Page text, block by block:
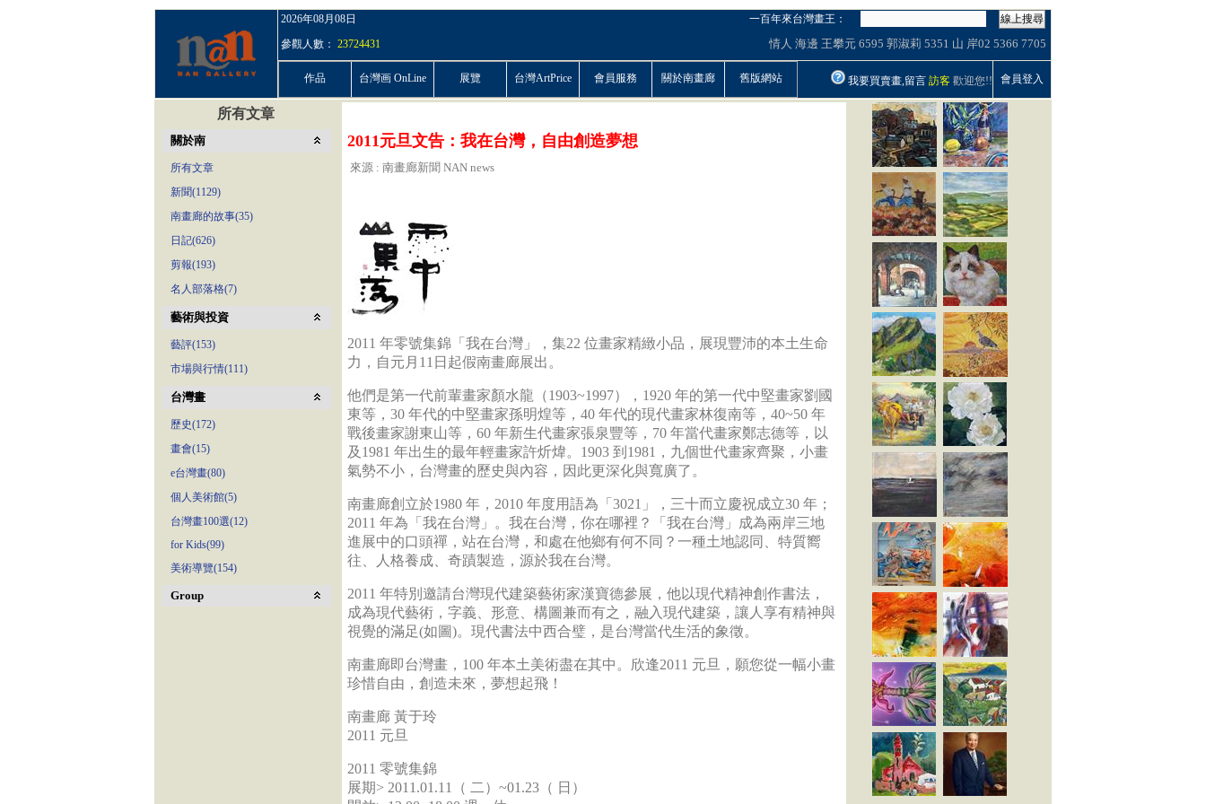
2026年08月08日 一百年來台灣畫王：
線上搜尋
參觀人數： 23724431 情人 海邊 王攀元 6595 郭淑莉 5351 山 岸02 5366 7705
作品 台灣画 OnLine 展覽 台灣ArtPrice 會員服務 關於南畫廊 舊版網站 我要買賣畫,留言 訪客 歡迎您!! 會員登入
所有文章
關於南
所有文章
新聞(1129)
南畫廊的故事(35)
日記(626)
剪報(193)
名人部落格(7)
藝術與投資
藝評(153)
市場與行情(111)
台灣畫
歷史(172)
畫會(15)
e台灣畫(80)
個人美術館(5)
台灣畫100選(12)
for Kids(99)
美術導覽(154)
Group
2011元旦文告：我在台灣，自由創造夢想
來源 : 南畫廊新聞 NAN news
2011 年零號集錦「我在台灣」，集22 位畫家精緻小品，展現豐沛的本土生命
力，自元月11日起假南畫廊展出。
他們是第一代前輩畫家顏水龍（1903~1997），1920 年的第一代中堅畫家劉國
東等，30 年代的中堅畫家孫明煌等，40 年代的現代畫家林復南等，40~50 年
戰後畫家謝東山等，60 年新生代畫家張泉豐等，70 年當代畫家鄭志德等，以
及1981 年出生的最年輕畫家許炘煒。1903 到1981，九個世代畫家齊聚，小畫
氣勢不小，台灣畫的歷史與內容，因此更深化與寬廣了。
南畫廊創立於1980 年，2010 年度用語為「3021」，三十而立慶祝成立30 年；
2011 年為「我在台灣」。我在台灣，你在哪裡？「我在台灣」成為兩岸三地
進展中的口頭禪，站在台灣，和處在他鄉有何不同？一種土地認同、特質嚮
往、人格養成、奇蹟製造，源於我在台灣。
2011 年特別邀請台灣現代建築藝術家漢寶德參展，他以現代精神創作書法，
成為現代藝術，字義、形意、構圖兼而有之，融入現代建築，讓人享有精神與
視覺的滿足(如圖)。現代書法中西合璧，是台灣當代生活的象徵。
南畫廊即台灣畫，100 年本土美術盡在其中。欣逢2011 元旦，願您從一幅小畫
珍惜自由，創造未來，夢想起飛！
南畫廊 黃于玲
2011 元旦
2011 零號集錦
展期> 2011.01.11（ 二）~01.23（ 日）